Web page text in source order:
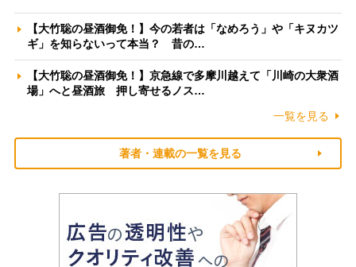
【大竹聡の昼酒御免！】今の若者は「なめろう」や「キヌカツ
ギ」を知らないって本当？ 昔の…
【大竹聡の昼酒御免！】京急線で多摩川越えて「川崎の大衆酒
場」へと昼酒旅 押し寄せるノス…
一覧を見る
著者・連載の一覧を見る